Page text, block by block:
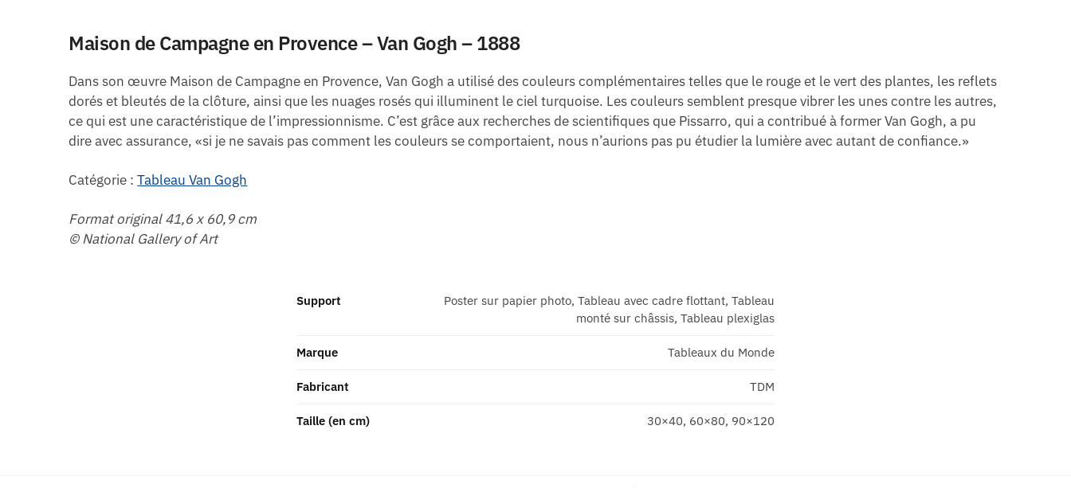
Maison de Campagne en Provence – Van Gogh – 1888
Dans son œuvre Maison de Campagne en Provence, Van Gogh a utilisé des couleurs complémentaires telles que le rouge et le vert des plantes, les reflets
dorés et bleutés de la clôture, ainsi que les nuages ​​rosés qui illuminent le ciel turquoise. Les couleurs semblent presque vibrer les unes contre les autres,
ce qui est une caractéristique de l’impressionnisme. C’est grâce aux recherches de scientifiques que Pissarro, qui a contribué à former Van Gogh, a pu
dire avec assurance, «si je ne savais pas comment les couleurs se comportaient, nous n’aurions pas pu étudier la lumière avec autant de confiance.»
Catégorie :Tableau Van Gogh
Format original 41,6 x 60,9 cm
© National Gallery of Art
Support
Poster sur papier photo, Tableau avec cadre flottant, Tableau
monté sur châssis, Tableau plexiglas
Marque Tableaux du Monde
Fabricant TDM
Taille (en cm) 30×40, 60×80, 90×120